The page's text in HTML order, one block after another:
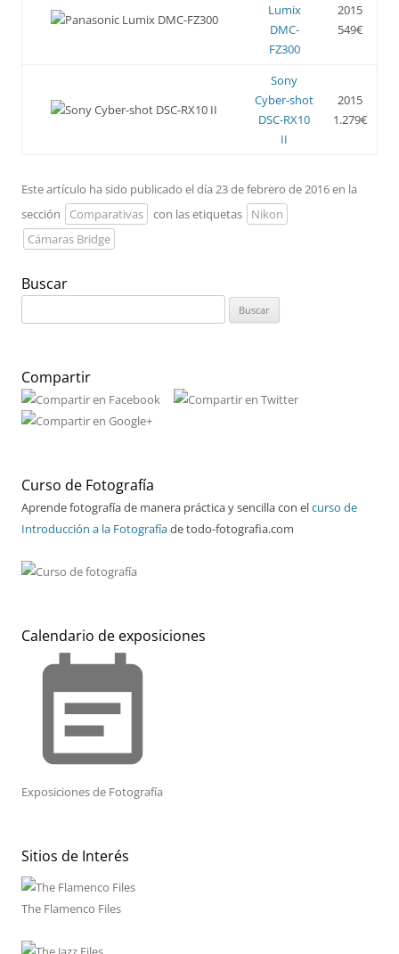
Lumix
DMC-
FZ300
2015
549€
Sony
Cyber-shot
DSC-RX10
II
2015
1.279€
Este artículo ha sido publicado el día 23 de febrero de 2016 en la
sección
Comparativas con las etiquetas
Nikon
Cámaras Bridge
Buscar
Compartir
Curso de Fotografía
Aprende fotografía de manera práctica y sencilla con elcurso de
Introducción a la Fotografíade todo-fotografia.com
Calendario de exposiciones
event_note
Exposiciones de Fotografía
Sitios de Interés
The Flamenco Files